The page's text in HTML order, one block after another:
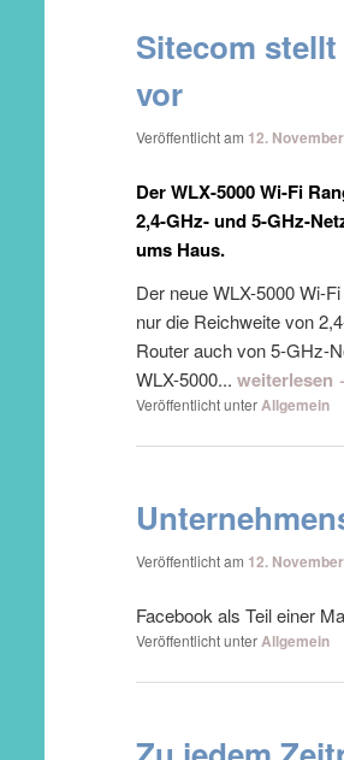
Sitecom
vor
Veröffentlicht am 12.
Der WLX-5000 Wi-Fi
2,4-GHz- und 5-GHz-
ums Haus.
Der neue WLX-5000 Wi-
nur die Reichweite von
Router auch von 5-GHz-
WLX-5000... weiterlesen
Veröffentlicht unterAllgemein
Veröffentlicht am 12.
Facebook als Teil einer
Veröffentlicht unterAllgemein